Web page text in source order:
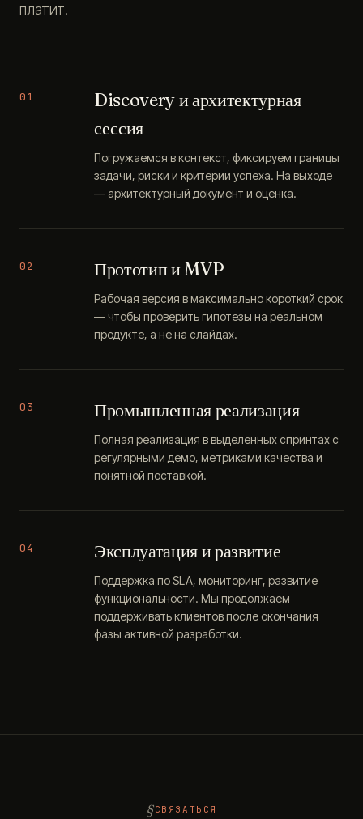
платит.
01
Discovery и архитектурная
сессия
Погружаемся в контекст, фиксируем границы
задачи, риски и критерии успеха. На выходе
— архитектурный документ и оценка.
02 Прототип и MVP
Рабочая версия в максимально короткий срок
— чтобы проверить гипотезы на реальном
продукте, а не на слайдах.
03 Промышленная реализация
Полная реализация в выделенных спринтах с
регулярными демо, метриками качества и
понятной поставкой.
04 Эксплуатация и развитие
Поддержка по SLA, мониторинг, развитие
функциональности. Мы продолжаем
поддерживать клиентов после окончания
фазы активной разработки.
СВЯЗАТЬСЯ